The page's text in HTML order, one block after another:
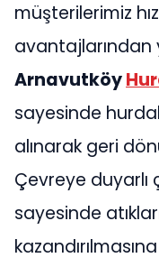
müşterilerimiz
Arnavutköy
sayesinde
alınarak geri
Çevreye duyarlı
sayesinde